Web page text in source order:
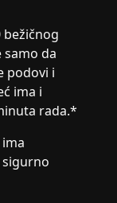
bežičnog
samo da
podovi i
ima i
rada.*
sigurno